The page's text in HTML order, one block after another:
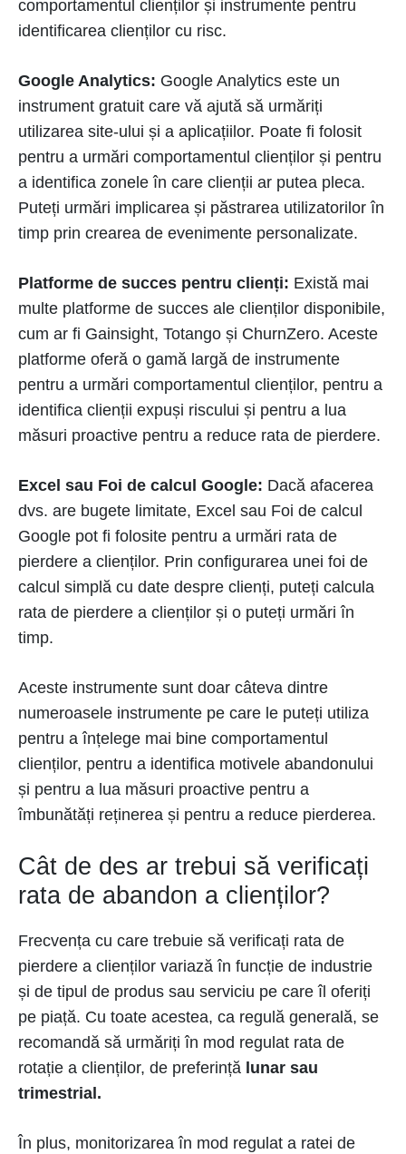
comportamentul clienților și instrumente pentru
identificarea clienților cu risc.
Google Analytics: Google Analytics este un
instrument gratuit care vă ajută să urmăriți
utilizarea site-ului și a aplicațiilor. Poate fi folosit
pentru a urmări comportamentul clienților și pentru
a identifica zonele în care clienții ar putea pleca.
Puteți urmări implicarea și păstrarea utilizatorilor în
timp prin crearea de evenimente personalizate.
Platforme de succes pentru clienți: Există mai
multe platforme de succes ale clienților disponibile,
cum ar fi Gainsight, Totango și ChurnZero. Aceste
platforme oferă o gamă largă de instrumente
pentru a urmări comportamentul clienților, pentru a
identifica clienții expuși riscului și pentru a lua
măsuri proactive pentru a reduce rata de pierdere.
Excel sau Foi de calcul Google: Dacă afacerea
dvs. are bugete limitate, Excel sau Foi de calcul
Google pot fi folosite pentru a urmări rata de
pierdere a clienților. Prin configurarea unei foi de
calcul simplă cu date despre clienți, puteți calcula
rata de pierdere a clienților și o puteți urmări în
timp.
Aceste instrumente sunt doar câteva dintre
numeroasele instrumente pe care le puteți utiliza
pentru a înțelege mai bine comportamentul
clienților, pentru a identifica motivele abandonului
și pentru a lua măsuri proactive pentru a
îmbunătăți reținerea și pentru a reduce pierderea.
Cât de des ar trebui să verificați
rata de abandon a clienților?
Frecvența cu care trebuie să verificați rata de
pierdere a clienților variază în funcție de industrie
și de tipul de produs sau serviciu pe care îl oferiți
pe piață. Cu toate acestea, ca regulă generală, se
recomandă să urmăriți în mod regulat rata de
rotație a clienților, de preferință lunar sau
trimestrial.
În plus, monitorizarea în mod regulat a ratei de